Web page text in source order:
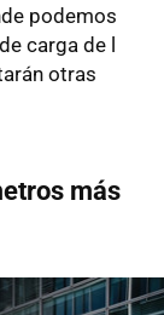
podemos
carga de l
otras
más